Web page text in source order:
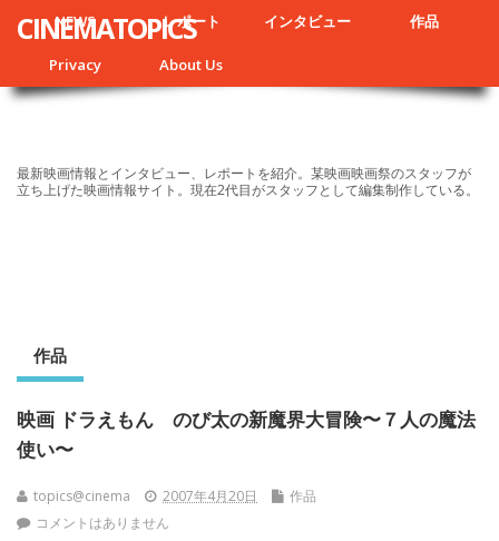
NEWS レポート インタビュー 作品
Privacy About Us
CINEMATOPICS
最新映画情報とインタビュー、レポートを紹介。某映画映画祭のスタッフが
立ち上げた映画情報サイト。現在2代目がスタッフとして編集制作している。
作品
映画 ドラえもん のび太の新魔界大冒険〜７人の魔法
使い〜
topics@cinema 2007年4月20日
作品
コメントはありません